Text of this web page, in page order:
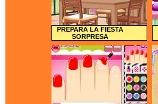
PREPARA LA FIESTA
SORPRESA